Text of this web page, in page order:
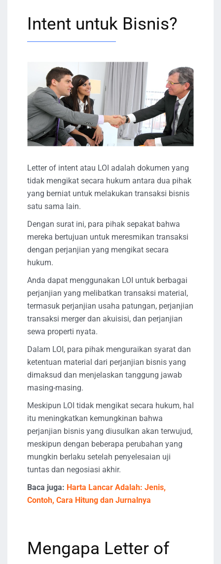
Intent untuk Bisnis?
Letter of intent atau LOI adalah dokumen yang
tidak mengikat secara hukum antara dua pihak
yang berniat untuk melakukan transaksi bisnis
satu sama lain.
Dengan surat ini, para pihak sepakat bahwa
mereka bertujuan untuk meresmikan transaksi
dengan perjanjian yang mengikat secara
hukum.
Anda dapat menggunakan LOI untuk berbagai
perjanjian yang melibatkan transaksi material,
termasuk perjanjian usaha patungan, perjanjian
transaksi merger dan akuisisi, dan perjanjian
sewa properti nyata.
Dalam LOI, para pihak menguraikan syarat dan
ketentuan material dari perjanjian bisnis yang
dimaksud dan menjelaskan tanggung jawab
masing-masing.
Meskipun LOI tidak mengikat secara hukum, hal
itu meningkatkan kemungkinan bahwa
perjanjian bisnis yang diusulkan akan terwujud,
meskipun dengan beberapa perubahan yang
mungkin berlaku setelah penyelesaian uji
tuntas dan negosiasi akhir.
Baca juga: Harta Lancar Adalah: Jenis,
Contoh, Cara Hitung dan Jurnalnya
Mengapa Letter of